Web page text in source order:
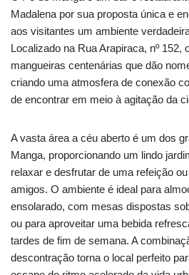
Madalena por sua proposta única e
aos visitantes um ambiente
Localizado na Rua Arapiraca, nº 152,
mangueiras centenárias que dão
criando uma atmosfera de conexão
de encontrar em meio à agitação da
A vasta área a céu aberto é um dos
Manga, proporcionando um lindo
relaxar e desfrutar de uma refeição
amigos. O ambiente é ideal para
ensolarado, com mesas dispostas
ou para aproveitar uma bebida
tardes de fim de semana. A
descontração torna o local perfeito